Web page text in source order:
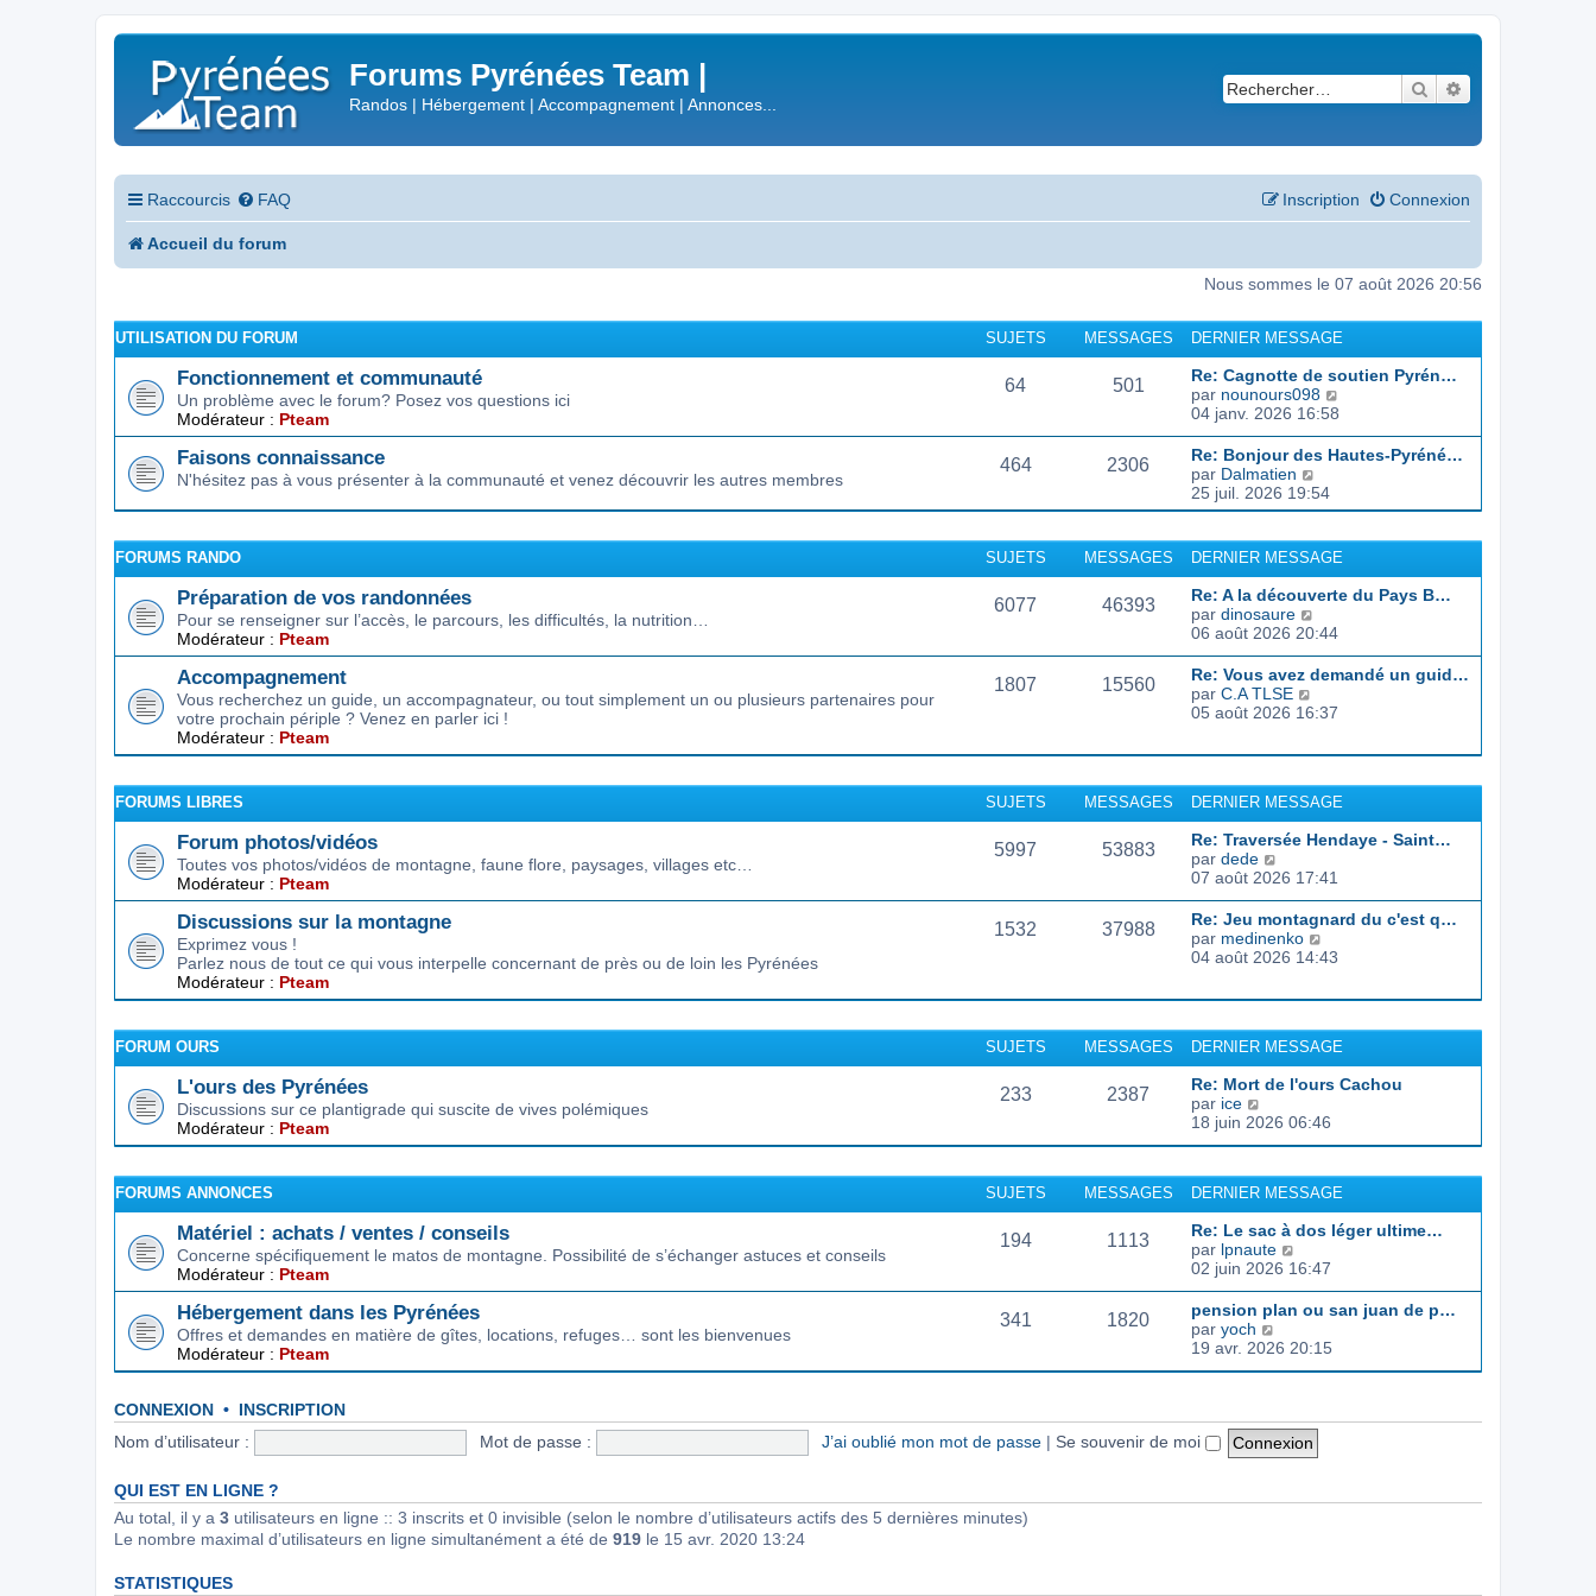
Forums Pyrénées Team |
Randos | Hébergement | Accompagnement | Annonces...
Rechercher
Raccourcis FAQ Connexion
Inscription
Accueil du forum
Nous sommes le 07 août 2026 20:56
UTILISATION DU FORUM SUJETS MESSAGES DERNIER MESSAGE
Fonctionnement et communauté
Un problème avec le forum? Posez vos questions ici
Modérateur : Pteam
64 501
Re: Cagnotte de soutien Pyrén…
par nounours098
s
t
r
l
e
d
n
i
e
s
a
g
e
04 janv. 2026 16:58
Faisons connaissance
N'hésitez pas à vous présenter à la communauté et venez découvrir les autres membres
464 2306
Re: Bonjour des Hautes-Pyréné…
par Dalmatien
o
n
u
l
e
l
e
d
r
i
r
e
s
e
25 juil. 2026 19:54
FORUMS RANDO SUJETS MESSAGES DERNIER MESSAGE
Préparation de vos randonnées
Pour se renseigner sur l’accès, le parcours, les difficultés, la nutrition…
Modérateur : Pteam
6077 46393
Re: A la découverte du Pays B…
par dinosaure
o
s
l
l
e
d
e
n
i
e
r
m
a
g
e
06 août 2026 20:44
Accompagnement
Vous recherchez un guide, un accompagnateur, ou tout simplement un ou plusieurs partenaires pour
votre prochain périple ? Venez en parler ici !
Modérateur : Pteam
1807 15560
Re: Vous avez demandé un guid…
par C.A TLSE
o
l
t
e
r
e
d
e
r
n
e
m
e
s
s
g
e
05 août 2026 16:37
FORUMS LIBRES SUJETS MESSAGES DERNIER MESSAGE
Forum photos/vidéos
Toutes vos photos/vidéos de montagne, faune flore, paysages, villages etc…
Modérateur : Pteam
5997 53883
Re: Traversée Hendaye - Saint…
par dede
o
s
u
l
l
e
d
e
n
i
r
m
e
s
s
a
g
e
07 août 2026 17:41
Discussions sur la montagne
Exprimez vous !
Parlez nous de tout ce qui vous interpelle concernant de près ou de loin les Pyrénées
Modérateur : Pteam
1532 37988
Re: Jeu montagnard du c'est q…
par medinenko
o
l
t
e
r
e
d
r
n
e
r
m
e
s
a
g
04 août 2026 14:43
FORUM OURS SUJETS MESSAGES DERNIER MESSAGE
L'ours des Pyrénées
Discussions sur ce plantigrade qui suscite de vives polémiques
Modérateur : Pteam
233 2387
Re: Mort de l'ours Cachou
par ice
o
u
t
e
r
l
e
d
e
r
n
r
m
e
s
18 juin 2026 06:46
FORUMS ANNONCES SUJETS MESSAGES DERNIER MESSAGE
Matériel : achats / ventes / conseils
Concerne spécifiquement le matos de montagne. Possibilité de s’échanger astuces et conseils
Modérateur : Pteam
194 1113
Re: Le sac à dos léger ultime…
par lpnaute
o
s
l
l
e
d
02 juin 2026 16:47
Hébergement dans les Pyrénées
Offres et demandes en matière de gîtes, locations, refuges… sont les bienvenues
Modérateur : Pteam
341 1820
pension plan ou san juan de p…
par yoch
o
l
t
e
l
19 avr. 2026 20:15
CONNEXION • INSCRIPTION
Nom d’utilisateur : Mot de passe : J’ai oublié mon mot de passe | Se souvenir de moi
QUI EST EN LIGNE ?
Au total, il y a 3 utilisateurs en ligne :: 3 inscrits et 0 invisible (selon le nombre d’utilisateurs actifs des 5 dernières minutes)
Le nombre maximal d’utilisateurs en ligne simultanément a été de 919 le 15 avr. 2020 13:24
STATISTIQUES